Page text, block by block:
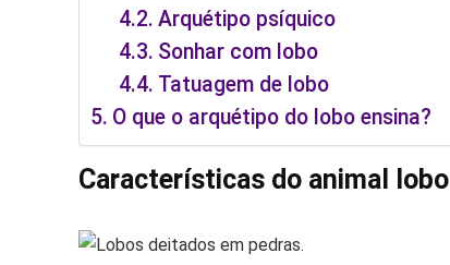
Arquétipo psíquico
Sonhar com lobo
Tatuagem de lobo
O que o arquétipo do lobo ensina?
Características do animal lobo